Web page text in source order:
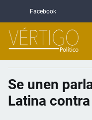
Facebook
Se unen
Latina